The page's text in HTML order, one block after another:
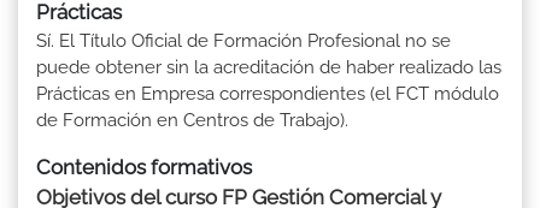
Prácticas
Sí. El Título Oficial de Formación Profesional no se
puede obtener sin la acreditación de haber realizado las
Prácticas en Empresa correspondientes (el FCT módulo
de Formación en Centros de Trabajo).
Contenidos formativos
Objetivos del curso FP Gestión Comercial y